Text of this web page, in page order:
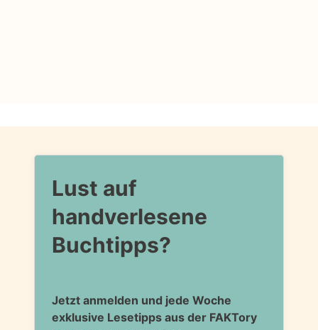
Lust auf
handverlesene
Buchtipps?